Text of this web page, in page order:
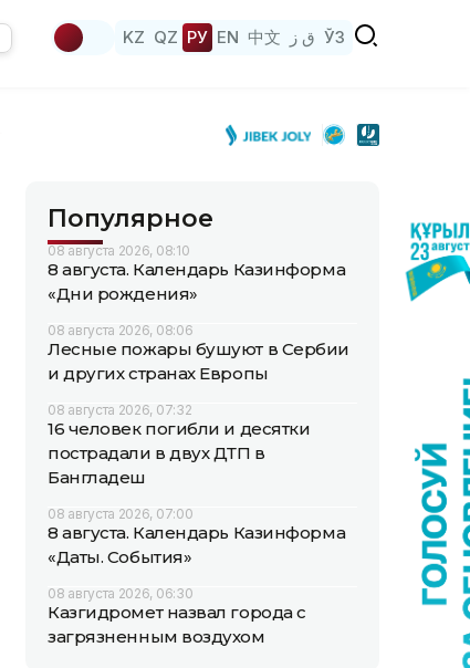
KZ QZ РУ EN 中文 ق ز ЎЗ
Популярное
08 августа 2026, 08:10
8 августа. Календарь Казинформа
«Дни рождения»
08 августа 2026, 08:06
Лесные пожары бушуют в Сербии
и других странах Европы
08 августа 2026, 07:32
16 человек погибли и десятки
пострадали в двух ДТП в
Бангладеш
08 августа 2026, 07:00
8 августа. Календарь Казинформа
«Даты. События»
08 августа 2026, 06:30
Казгидромет назвал города с
загрязненным воздухом